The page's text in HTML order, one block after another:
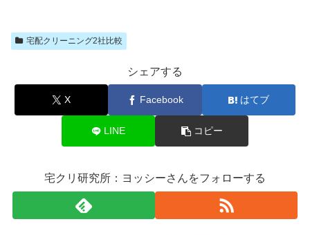
宅配クリーニング2社比較
シェアする
X Facebook はてブ
LINE コピー
宅クリ研究所：ヨッシーさんをフォローする